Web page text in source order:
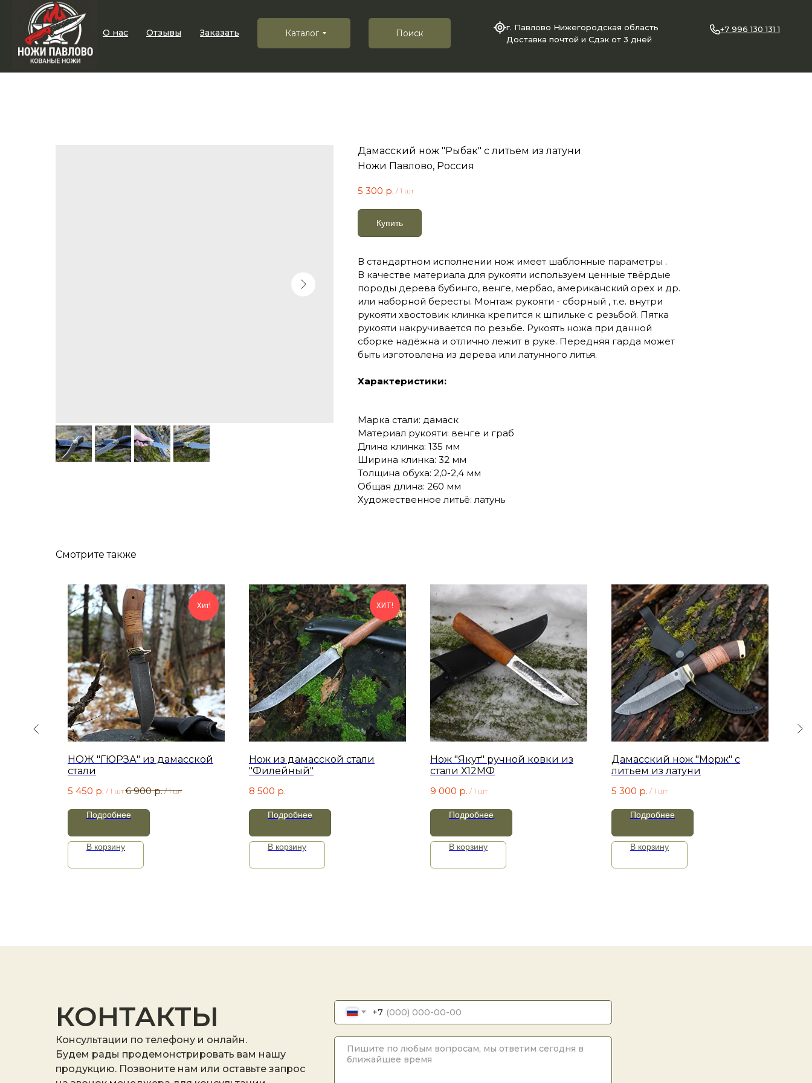
г. Павлово Нижегородская область
Доставка почтой и Сдэк от 3 дней
Поиск
Каталог
Заказать
Отзывы
О нас +7 996 130 131 1
Дамасский нож "Рыбак" с литьем из латуни
Ножи Павлово, Россия
5 300 р. / 1 шт
Купить
В стандартном исполнении нож имеет шаблонные параметры .
В качестве материала для рукояти используем ценные твёрдые
породы дерева бубинго, венге, мербао, американский орех и др.
или наборной бересты. Монтаж рукояти - сборный , т.е. внутри
рукояти хвостовик клинка крепится к шпильке с резьбой. Пятка
рукояти накручивается по резьбе. Рукоять ножа при данной
сборке надёжна и отлично лежит в руке. Передняя гарда может
быть изготовлена из дерева или латунного литья.
Характеристики:
Марка стали: дамаск
Материал рукояти: венге и граб
Длина клинка: 135 мм
Ширина клинка: 32 мм
Толщина обуха: 2,0-2,4 мм
Общая длина: 260 мм
Художественное литьё: латунь
Смотрите также
Хит!
НОЖ "ГЮРЗА" из дамасской
стали
5 450 р. / 1 шт 6 900 р. / 1 шт
Подробнее
В корзину
ХИТ!
Нож из дамасской стали
"Филейный"
8 500 р.
Подробнее
В корзину
Нож "Якут" ручной ковки из
стали Х12МФ
9 000 р. / 1 шт
Подробнее
В корзину
Дамасский нож "Морж" с
литьем из латуни
5 300 р. / 1 шт
Подробнее
В корзину
КОНТАКТЫ
Консультации по телефону и онлайн.
Будем рады продемонстрировать вам нашу
продукцию. Позвоните нам или оставьте запрос
+7